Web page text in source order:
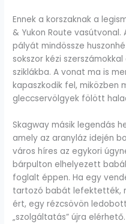
Ennek a korszaknak a
& Yukon Route
pályát mindössze
sokszor kézi
sziklákba. A vonat ma is
kapaszkodik fel, miközben
gleccservölgyek fölött
Skagway másik legendás
amely az aranyláz idején
város híres az egykori
bárpulton elhelyezett
foglalt éppen. Ha egy
tartozó babát lefektették,
ért, egy rézcsövön
„szolgáltatás” újra elérhető.